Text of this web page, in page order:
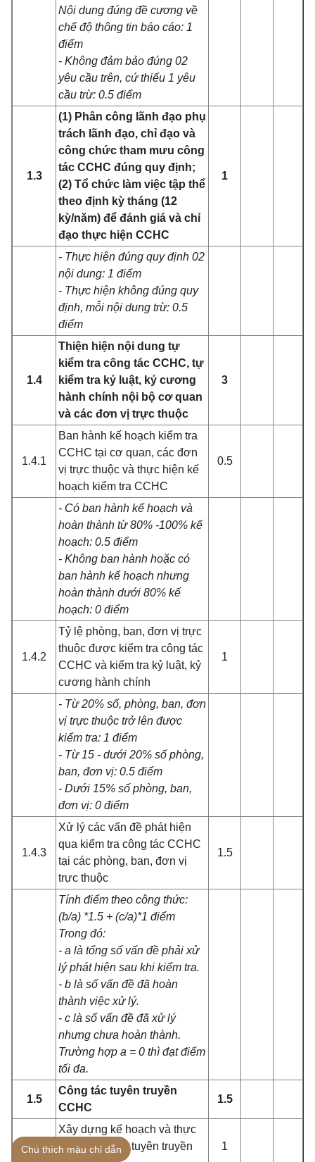
Nội dung đúng đề cương về
chế độ thông tin báo cáo: 1
điểm
- Không đảm bảo đúng 02
yêu cầu trên, cứ thiếu 1 yêu
cầu trừ: 0.5 điểm
1.3
(1) Phân công lãnh đạo phụ
trách lãnh đạo, chỉ đạo và
công chức tham mưu công
tác CCHC đúng quy định;
(2) Tổ chức làm việc tập thể
theo định kỳ tháng (12
kỳ/năm) để đánh giá và chỉ
đạo thực hiện CCHC
1
- Thực hiện đúng quy định 02
nội dung: 1 điểm
- Thực hiện không đúng quy
định, mỗi nội dung trừ: 0.5
điểm
1.4
Thiện hiện nội dung tự
kiểm tra công tác CCHC, tự
kiểm tra kỷ luật, kỷ cương
hành chính nội bộ cơ quan
và các đơn vị trực thuộc
3
1.4.1
Ban hành kế hoạch kiểm tra
CCHC tại cơ quan, các đơn
vị trực thuộc và thực hiện kế
hoạch kiểm tra CCHC
0.5
- Có ban hành kế hoạch và
hoàn thành từ 80% -100% kế
hoạch: 0.5 điểm
- Không ban hành hoặc có
ban hành kế hoạch nhưng
hoàn thành dưới 80% kế
hoạch: 0 điểm
1.4.2
Tỷ lệ phòng, ban, đơn vị trực
thuộc được kiểm tra công tác
CCHC và kiểm tra kỷ luật, kỷ
cương hành chính
1
- Từ 20% số, phòng, ban, đơn
vị trực thuộc trở lên được
kiểm tra: 1 điểm
- Từ 15 - dưới 20% số phòng,
ban, đơn vị: 0.5 điểm
- Dưới 15% số phòng, ban,
đơn vị: 0 điểm
1.4.3
Xử lý các vấn đề phát hiện
qua kiểm tra công tác CCHC
tại các phòng, ban, đơn vị
trực thuộc
1.5
Tính điểm theo công thức:
(b/a) *1.5 + (c/a)*1 điểm
Trong đó:
- a là tổng số vấn đề phải xử
lý phát hiện sau khi kiểm tra.
- b là số vấn đề đã hoàn
thành việc xử lý.
- c là số vấn đề đã xử lý
nhưng chưa hoàn thành.
Trường hợp a = 0 thì đạt điểm
tối đa.
1.5
Công tác tuyên truyền
CCHC
1.5
1.5.1
Xây dựng kế hoạch và thực
hiện kế hoạch tuyên truyền
1
Chú thích màu chỉ dẫn